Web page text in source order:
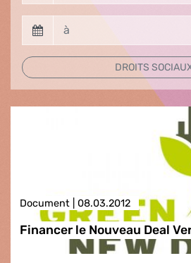
DROITS
Document | 08.03.2012
Financer le Nouveau Deal